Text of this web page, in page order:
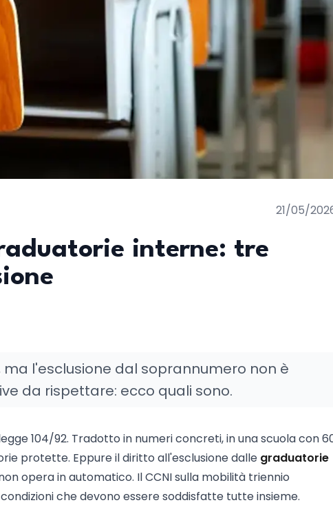
21/05/
interne: tre
ma l'esclusione dal soprannumero non è
da rispettare: ecco quali sono.
104/92. Tradotto in numeri concreti, in una scuola con
protette. Eppure il diritto all'esclusione dalle graduatorie
opera in automatico. Il CCNI sulla mobilità triennio
che devono essere soddisfatte tutte insieme.